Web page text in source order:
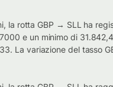
la rotta GBP → SLL ha
e un minimo di
La variazione del tasso